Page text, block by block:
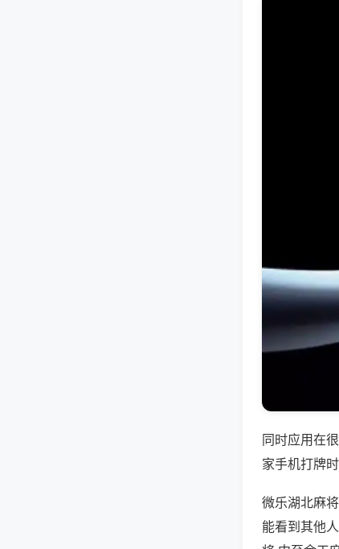
同时应用在
家手机打牌
微乐湖北麻
能看到其他